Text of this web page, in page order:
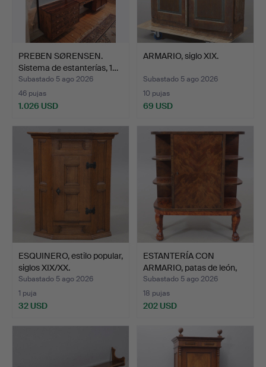
PREBEN SØRENSEN.
Sistema de estanterías, 1…
Subastado 5 ago 2026
46 pujas
1.026 USD
ARMARIO, siglo XIX.
Subastado 5 ago 2026
10 pujas
69 USD
ESQUINERO, estilo popular,
siglos XIX/XX.
Subastado 5 ago 2026
1 puja
32 USD
ESTANTERÍA CON
ARMARIO, patas de león,
pri…
Subastado 5 ago 2026
18 pujas
202 USD